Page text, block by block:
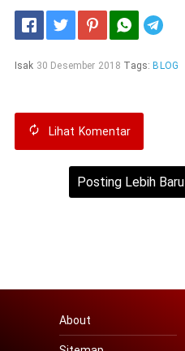
Isak 30 Desember 2018 Tags: BLOG
Lihat Komentar
Posting Lebih Baru
About